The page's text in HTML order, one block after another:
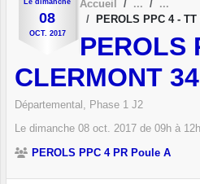
Le dimanche
08
OCT. 2017
Accueil
PEROLS PPC 4 -
PEROLS
CLERMONT
Départemental, Phase 1 J2
Le dimanche 08 oct. 2017 de 09h à
PEROLS PPC 4 PR Poule A